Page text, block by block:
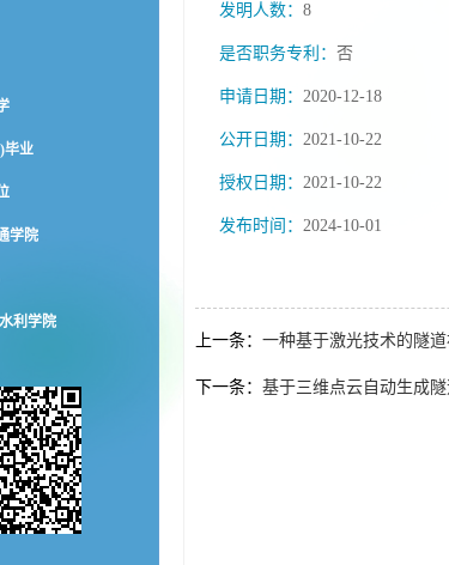
毕业
学院
利学院
发明人数： 8
是否职务专利： 否
申请日期： 2020-12-18
公开日期： 2021-10-22
授权日期： 2021-10-22
发布时间： 2024-10-01
上一条： 一种基于激光技术的隧
下一条： 基于三维点云自动生成